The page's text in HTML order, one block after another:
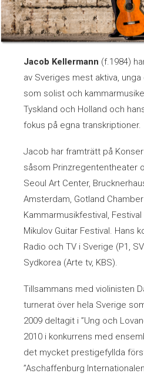
Chorus Lin och Anna-Carin
Daniel Ralphsson
Duo Emtell - Johansson
Duo SolRoos
Ebba Lejonclou och Rebecka
Femtio flinka fingrar
Jacob Högström
Klarinettkvintett
Mårten Falk
Per Tengstrand
Stella Kammarkör
Jacob Kellermann (f.1984)
av Sveriges mest aktiva,
som solist och
Tyskland och Holland och
fokus på egna transkriptioner.
Jacob har framträtt på
såsom Prinzregententheater
Seoul Art Center,
Amsterdam, Gotland
Kammarmusikfestival,
Mikulov Guitar Festival. Hans
Radio och TV i Sverige (P1,
Sydkorea (Arte tv, KBS).
Tillsammans med violinisten
turnerat över hela Sverige
2009 deltagit i ”Ung och
2010 i konkurrens med
det mycket prestigefyllda
”Aschaffenburg